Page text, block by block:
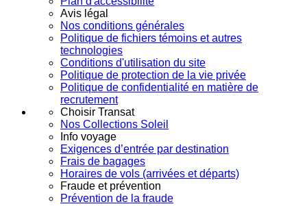
Avis légal
Nos conditions générales
Politique de fichiers témoins et autres
technologies
Conditions d'utilisation du site
Politique de protection de la vie privée
Politique de confidentialité en matière de
recrutement
Choisir Transat
Nos Collections Soleil
Info voyage
Exigences d’entrée par destination
Frais de bagages
Horaires de vols (arrivées et départs)
Fraude et prévention
Prévention de la fraude